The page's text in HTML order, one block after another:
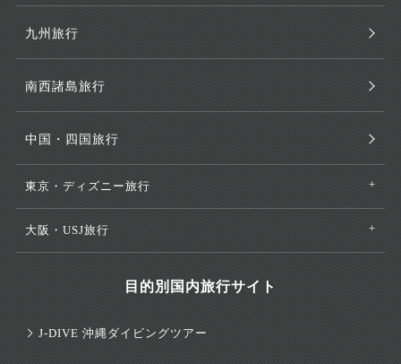
九州旅行
南西諸島旅行
中国・四国旅行
東京・ディズニー旅行
大阪・USJ旅行
目的別国内旅行サイト
J-DIVE 沖縄ダイビングツアー